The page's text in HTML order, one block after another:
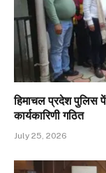
हिमाचल प्रदेश पुलिस
कार्यकारिणी गठित
July 25, 2026